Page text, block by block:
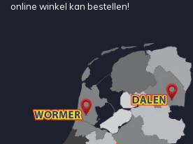
online winkel kan bestellen!